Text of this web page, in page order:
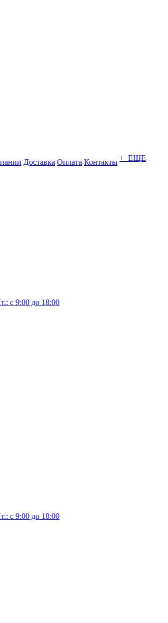
Доставка Оплата Контакты + ЕЩЕ
с 9:00 до 18:00
с 9:00 до 18:00